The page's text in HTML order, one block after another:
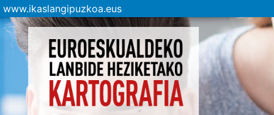
www.ikaslangipuzkoa.eus